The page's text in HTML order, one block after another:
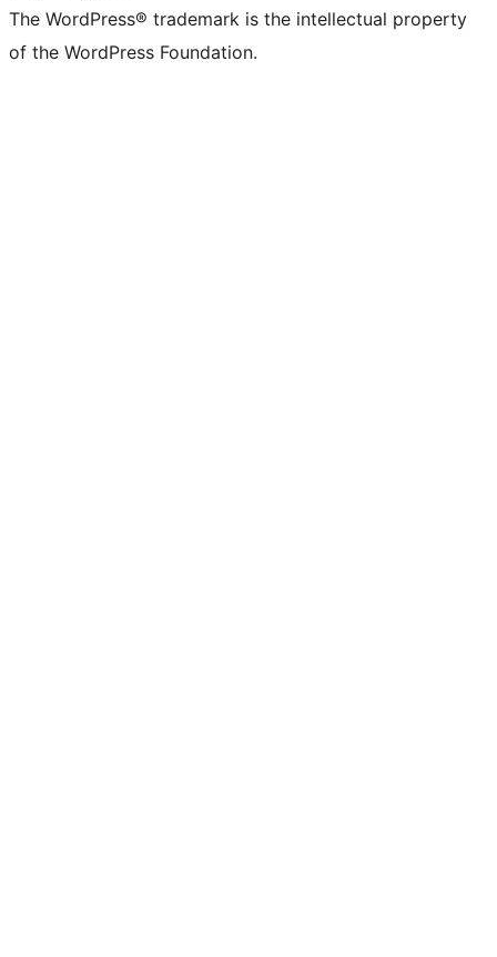
The WordPress® trademark is the intellectual property
of the WordPress Foundation.